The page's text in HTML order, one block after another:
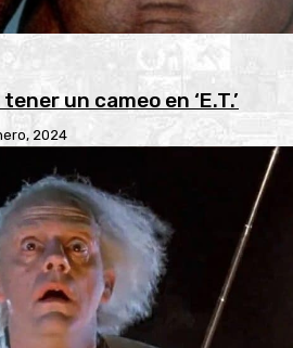
un cameo en ‘E.T.’
2024